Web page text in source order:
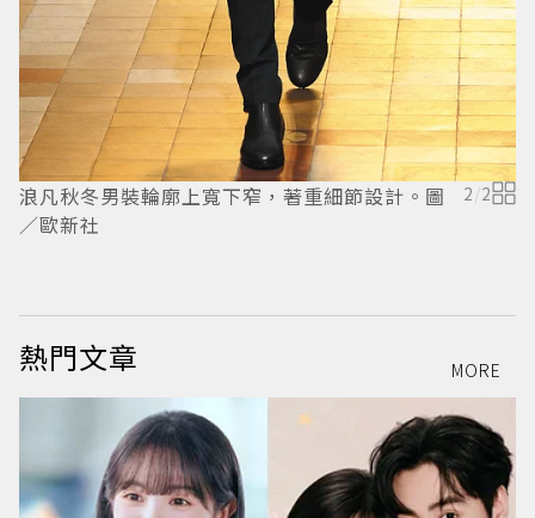
浪凡秋冬男裝輪廓上寬下窄，著重細節設計。圖
／歐新社
2 /2
熱門文章 MORE